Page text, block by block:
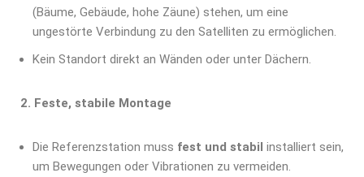
(Bäume, Gebäude, hohe Zäune) stehen, um eine
ungestörte Verbindung zu den Satelliten zu ermöglichen.
Kein Standort direkt an Wänden oder unter Dächern.
2. Feste, stabile Montage
Die Referenzstation muss fest und stabil installiert sein,
um Bewegungen oder Vibrationen zu vermeiden.